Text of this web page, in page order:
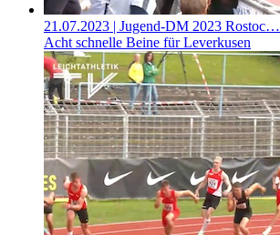
21.07.2023 | Jugend-DM 2023 Rostoc…
Acht schnelle Beine für Leverkusen